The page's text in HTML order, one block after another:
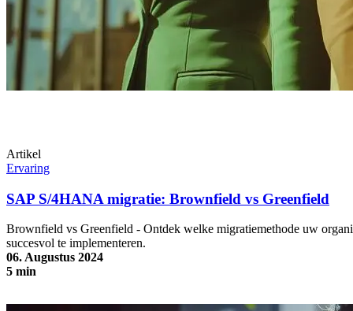
Artikel
Ervaring
SAP S/4HANA migratie: Brownfield vs Greenfield
Brownfield vs Greenfield - Ontdek welke migratiemethode uw
succesvol te implementeren.
06. Augustus 2024
5 min